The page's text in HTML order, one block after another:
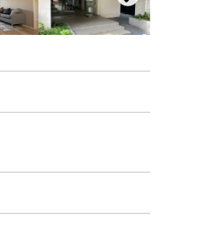
ログイン